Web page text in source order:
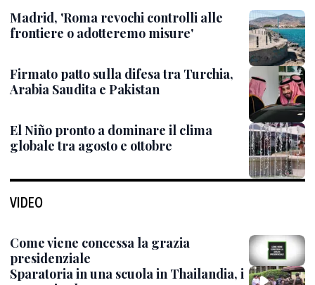
Madrid, 'Roma revochi controlli alle
frontiere o adotteremo misure'
Firmato patto sulla difesa tra Turchia,
Arabia Saudita e Pakistan
El Niño pronto a dominare il clima
globale tra agosto e ottobre
VIDEO
Come viene concessa la grazia
presidenziale
Sparatoria in una scuola in Thailandia, i